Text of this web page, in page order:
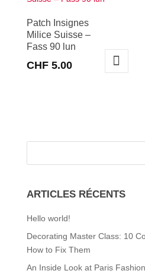
Patch Insignes
Milice Suisse –
Fass 90 lun
CHF5.00
ARTICLES RÉCENTS
Hello world!
Decorating Master Class: 10
How to Fix Them
An Inside Look at Paris